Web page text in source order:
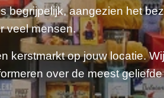
aangezien het
veel mensen.
op jouw locatie.
over de meest